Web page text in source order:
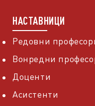
НАСТАВНИЦИ
Редовни
Вонредни
Доценти
Асистенти